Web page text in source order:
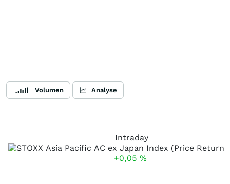
Volumen Analyse
Intraday
+0,05 %